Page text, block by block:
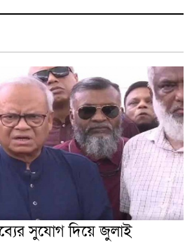
সুযোগ দিয়ে জুলাই